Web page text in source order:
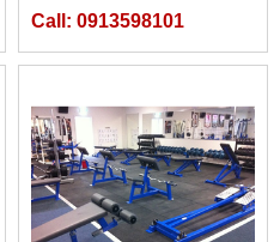
SÂN CHƠI
Call: 0913598101